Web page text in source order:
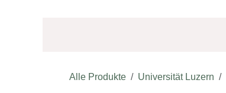
Alle Produkte Universität Luzern